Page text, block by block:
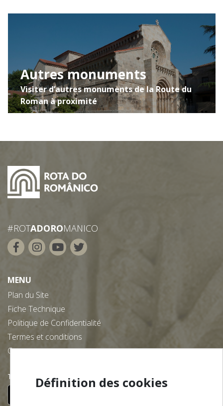
Autres monuments
Visiter d’autres monuments de la Route du
Roman à proximité
#ROTADOROMANICO
MENU
Plan du Site
Fiche Technique
Politique de Confidentialité
Termes et conditions
Contacts
Téléchargez gratuitement notre app:
Définition des cookies